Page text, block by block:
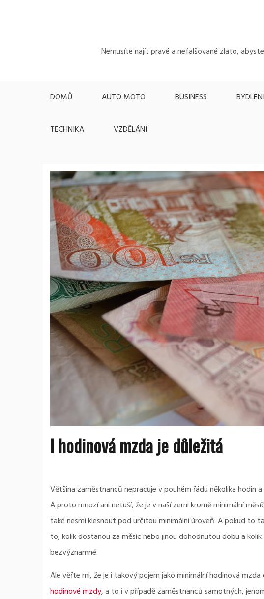
Nemusíte najít pravé a nefalšované zlato,
DOMŮ AUTO MOTO BUSINESS BYDLENÍ
TECHNIKA VZDĚLÁNÍ
I hodinová mzda je důležitá
Většina zaměstnanců nepracuje v pouhém řádu několika hodin
A proto mnozí ani netuší, že je v naší zemi kromě minimální
také nesmí klesnout pod určitou minimální úroveň. A pokud to
to, kolik dostanou za měsíc nebo jinou dohodnutou dobu a
bezvýznamné.
Ale věřte mi, že je i takový pojem jako minimální hodinová
hodinové mzdy, a to i v případě zaměstnanců samotných,